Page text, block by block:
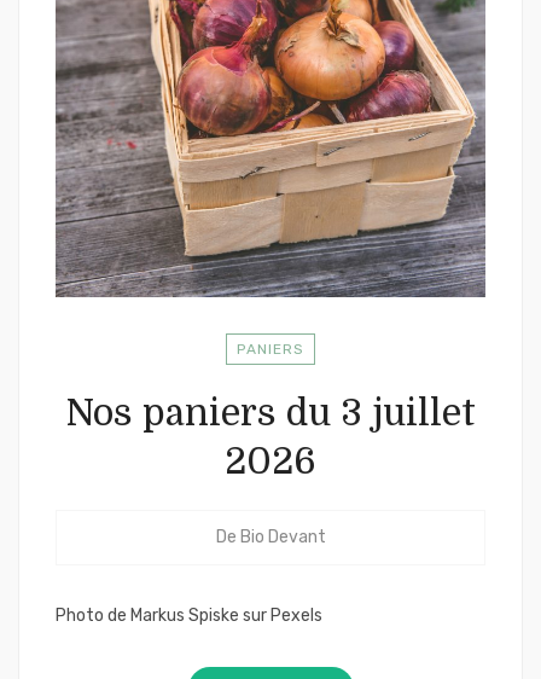
PANIERS
Nos paniers du 3 juillet
2026
De Bio Devant
Photo de Markus Spiske sur Pexels